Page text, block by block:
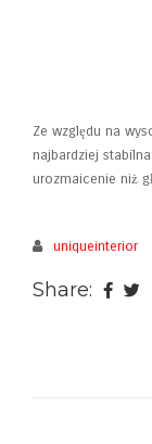
Ze względu na
najbardziej
urozmaicenie niż
uniqueinterior
Share: